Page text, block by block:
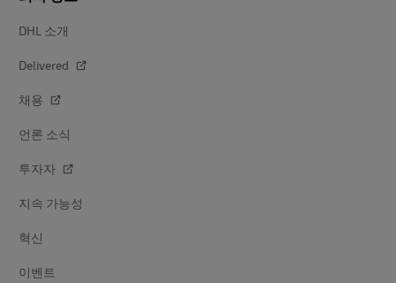
DHL 소개
Delivered
채용
언론 소식
투자자
지속 가능성
혁신
이벤트